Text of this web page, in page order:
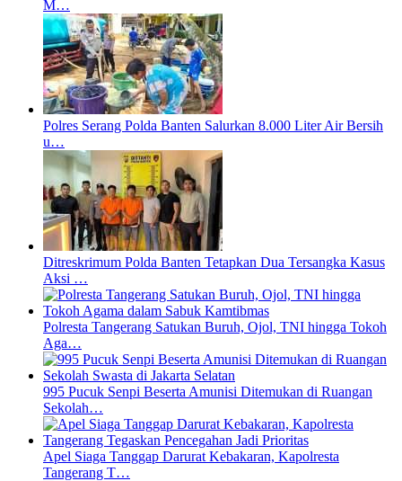
M…
Polres Serang Polda Banten Salurkan 8.000 Liter Air Bersih
u…
Ditreskrimum Polda Banten Tetapkan Dua Tersangka Kasus
Aksi …
Polresta Tangerang Satukan Buruh, Ojol, TNI hingga Tokoh
Aga…
995 Pucuk Senpi Beserta Amunisi Ditemukan di Ruangan
Sekolah…
Apel Siaga Tanggap Darurat Kebakaran, Kapolresta
Tangerang T…